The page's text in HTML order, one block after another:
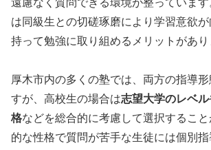
は同級生との切磋琢磨により学習意欲
持って勉強に取り組めるメリットがあり
厚木市内の多くの塾では、両方の指導
すが、高校生の場合は志望大学のレベル
格などを総合的に考慮して選択するこ
的な性格で質問が苦手な生徒には個別指